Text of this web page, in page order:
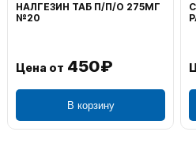
ВОЛЬТАРЕН ЭМУЛЬГЕЛЬ
НАРУЖ 2% 100Г
Цена от1 195₽
В корзину